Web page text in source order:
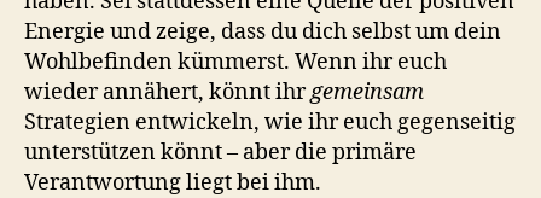
Energie und zeige, dass du dich selbst um dein
Wohlbefinden kümmerst. Wenn ihr euch
wieder annähert, könnt ihrgemeinsam
Strategien entwickeln, wie ihr euch gegenseitig
unterstützen könnt – aber die primäre
Verantwortung liegt bei ihm.